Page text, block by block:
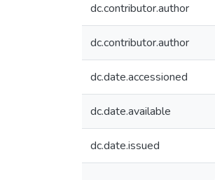
dc.contributor.author
dc.contributor.author
dc.date.accessioned
dc.date.available
dc.date.issued